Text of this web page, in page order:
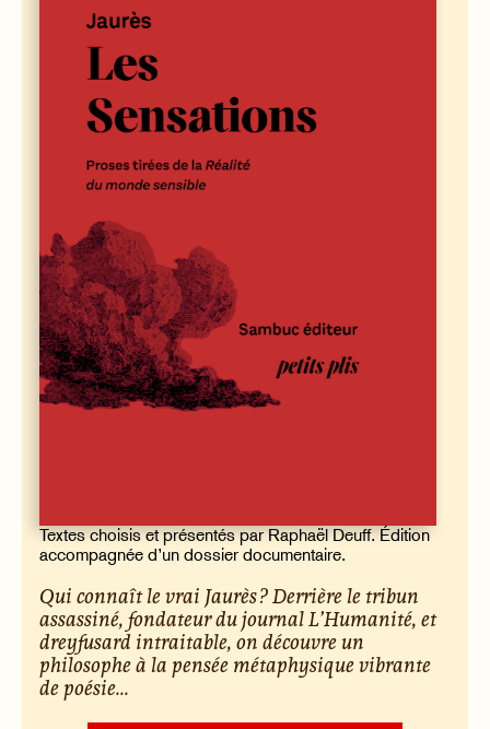
Textes choisis et présentés par Raphaël Deuff. Édition
accompagnée d’un dossier documentaire.
Qui connaît le vrai Jaurès ? Derrière le tribun
assassiné, fondateur du journal L’Humanité, et
dreyfusard intraitable, on découvre un
philosophe à la pensée métaphysique vibrante
de poésie...